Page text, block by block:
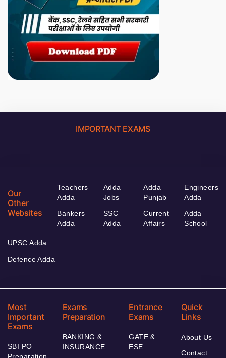
IMPORTANT EXAMS
Our
Other
Websites
Teachers
Adda
Bankers
Adda
Adda
Jobs
SSC
Adda
Adda
Punjab
Current
Affairs
Engineers
Adda
Adda
School
UPSC Adda
Defence Adda
Most
Important
Exams
SBI PO
Preparation
Exams
Preparation
BANKING &
INSURANCE
Entrance
Exams
GATE &
ESE
Quick
Links
About Us
Contact